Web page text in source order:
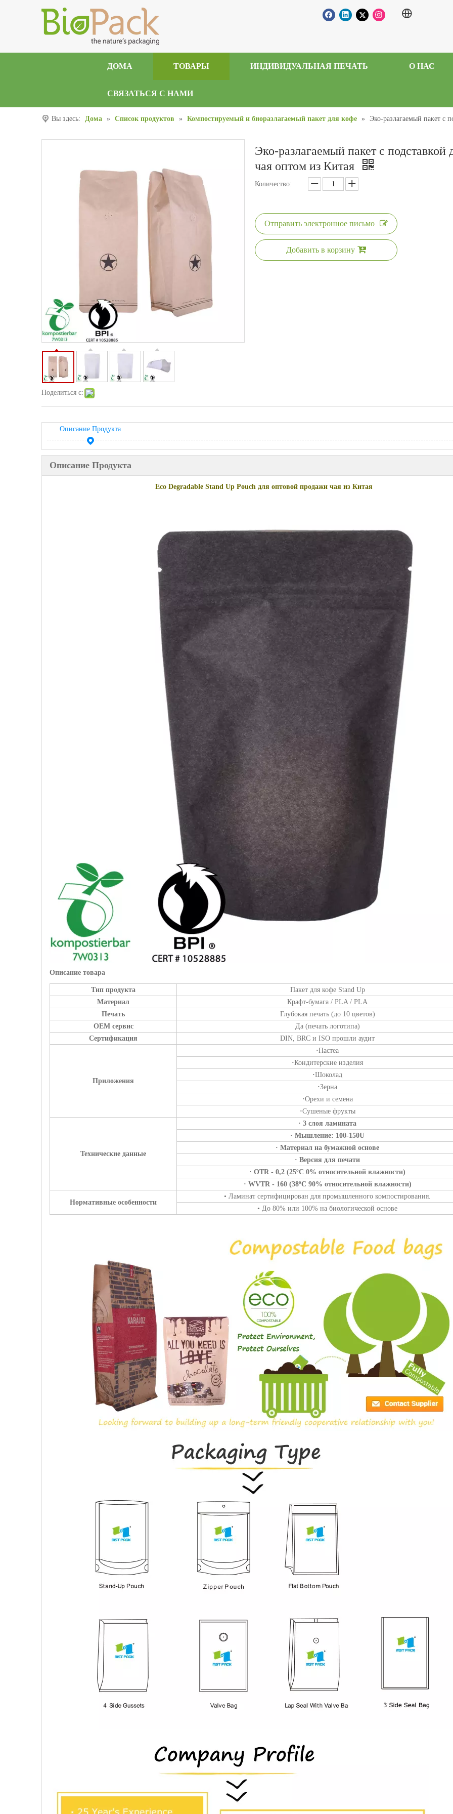
ДОМА ТОВАРЫ ИНДИВИДУАЛЬНАЯ ПЕЧАТЬ О НАС
СВЯЗАТЬСЯ С НАМИ
Вы здесь: Дома » Список продуктов » Компостируемый и биоразлагаемый пакет для кофе » Эко-разлагаемый пакет с
Поделиться с:
Эко-разлагаемый пакет с подставкой
чая оптом из Китая
Количество:
Отправить электронное письмо
Добавить в корзину
Описание Продукта
Описание Продукта
Eco Degradable Stand Up Pouch для оптовой продажи чая из Китая
Описание товара
Тип продукта
Пакет для кофе Stand Up
Материал
Крафт-бумага / PLA / PLA
Печать
Глубокая печать (до 10 цветов)
OEM сервис
Да (печать логотипа)
Сертификация
DIN, BRC и ISO прошли аудит
Приложения
·Пастеа
·Кондитерские изделия
·Шоколад
·Зерна
·Орехи и семена
·Сушеные фрукты
Технические данные
· 3 слоя ламината
· Мышление: 100-150U
· Материал на бумажной основе
· Версия для печати
· OTR - 0,2 (25ºC 0% относительной влажности)
· WVTR - 160 (38ºC 90% относительной влажности)
Нормативные особенности
• Ламинат сертифицирован для промышленного компостирования.
• До 80% или 100% на биологической основе